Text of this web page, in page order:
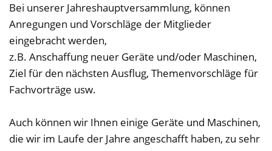
Bei unserer Jahreshauptversammlung, können
Anregungen und Vorschläge der Mitglieder
eingebracht werden,
z.B. Anschaffung neuer Geräte und/oder Maschinen,
Ziel für den nächsten Ausflug, Themenvorschläge für
Fachvorträge usw.
Auch können wir Ihnen einige Geräte und Maschinen,
die wir im Laufe der Jahre angeschafft haben, zu sehr